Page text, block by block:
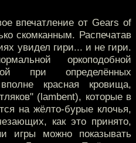
впечатление от Gears of
скомканным. Распечатав
увидел гири... и не гири.
оркоподобной
при определённых
красная кровища,
(lambent), которые в
на жёлто-бурые клочья,
как это принято,
игры можно показывать